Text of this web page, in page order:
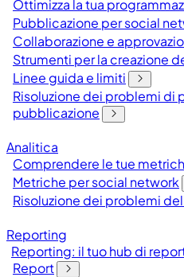
Ottimizza la tua
Pubblicazione per social
Collaborazione e
Strumenti per la creazione
Linee guida e limiti
Risoluzione dei problemi di
pubblicazione
Analitica
Comprendere le tue
Metriche per social network
Risoluzione dei problemi
Reporting
Reporting: il tuo hub di
Report